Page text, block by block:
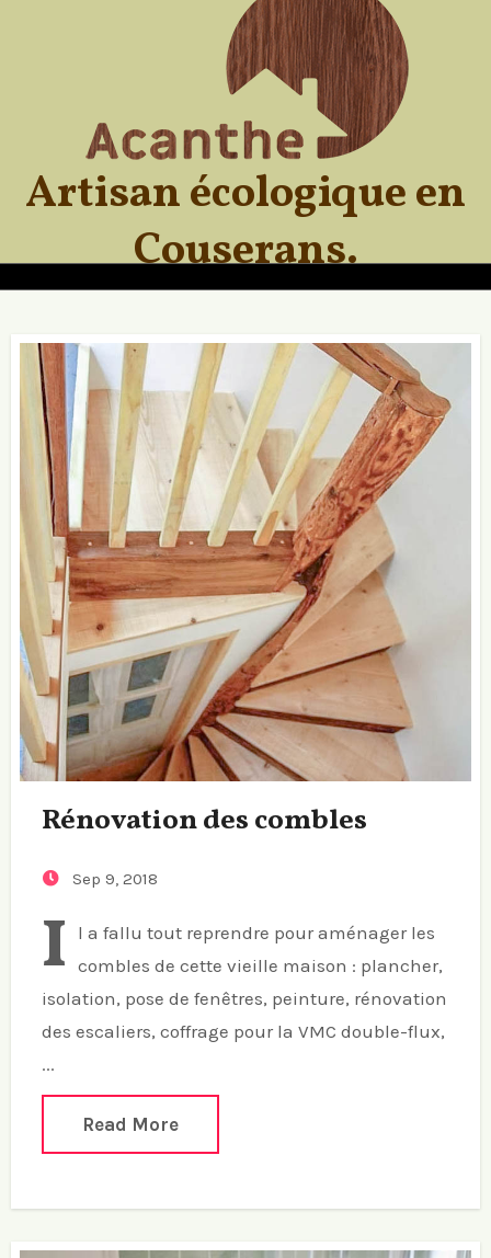
Artisan écologique en
Couserans.
Rénovation des combles
Sep 9, 2018
I
l a fallu tout reprendre pour aménager les
combles de cette vieille maison : plancher,
isolation, pose de fenêtres, peinture, rénovation
des escaliers, coffrage pour la VMC double-flux,
...
Read More